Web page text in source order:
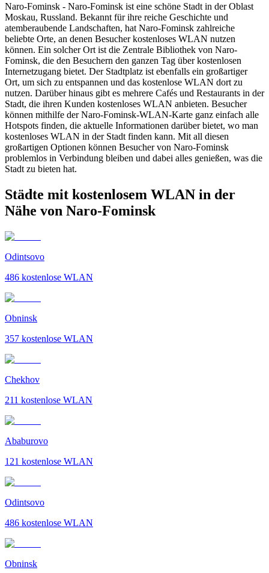
Naro-Fominsk - Naro-Fominsk ist eine schöne Stadt in der Oblast
Moskau, Russland. Bekannt für ihre reiche Geschichte und
atemberaubende Landschaften, hat Naro-Fominsk zahlreiche
beliebte Orte, an denen Besucher kostenloses WLAN nutzen
können. Ein solcher Ort ist die Zentrale Bibliothek von Naro-
Fominsk, die den Besuchern den ganzen Tag über kostenlosen
Internetzugang bietet. Der Stadtplatz ist ebenfalls ein großartiger
Ort, um sich zu entspannen und das kostenlose WLAN dort zu
nutzen. Darüber hinaus gibt es mehrere Cafés und Restaurants in der
Stadt, die ihren Kunden kostenloses WLAN anbieten. Besucher
können mithilfe der Naro-Fominsk-WLAN-Karte ganz einfach alle
Hotspots finden, die aktuelle Informationen darüber bietet, wo man
kostenloses WLAN in der Stadt finden kann. Mit all diesen
großartigen Optionen können Besucher von Naro-Fominsk
problemlos in Verbindung bleiben und dabei alles genießen, was die
Stadt zu bieten hat.
Städte mit kostenlosem WLAN in der
Nähe von Naro-Fominsk
Odintsovo
486 kostenlose WLAN
Obninsk
357 kostenlose WLAN
Chekhov
211 kostenlose WLAN
Ababurovo
121 kostenlose WLAN
Odintsovo
486 kostenlose WLAN
Obninsk